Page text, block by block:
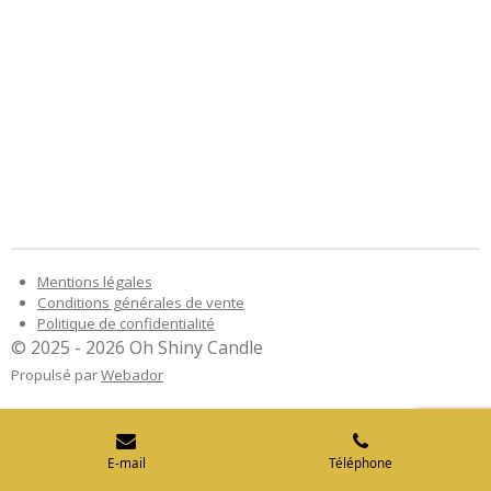
Mentions légales
Conditions générales de vente
Politique de confidentialité
© 2025 - 2026 Oh Shiny Candle
Propulsé parWebador
E-mail Téléphone